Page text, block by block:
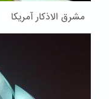
مشرق الاذکار آمریکا